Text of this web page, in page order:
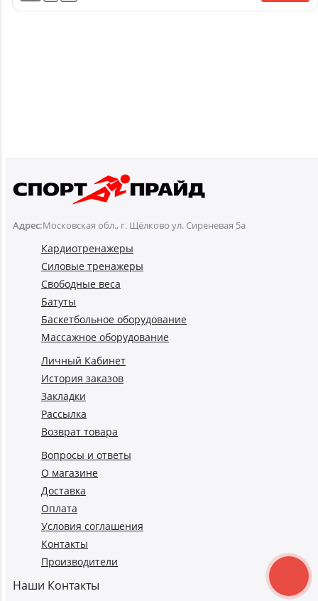
Адрес:Московская обл., г. Щёлково ул. Сиреневая 5а
Кардиотренажеры
Силовые тренажеры
Свободные веса
Батуты
Баскетбольное оборудование
Массажное оборудование
Личный Кабинет
История заказов
Закладки
Рассылка
Возврат товара
Вопросы и ответы
О магазине
Доставка
Оплата
Условия соглашения
Контакты
Производители
Наши Контакты